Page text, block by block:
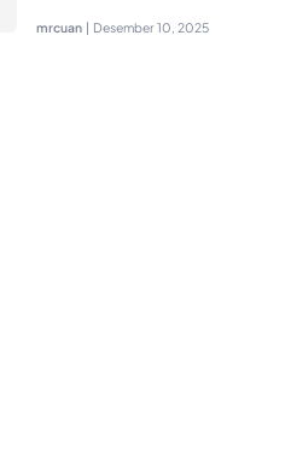
mrcuan | Desember 10, 2025